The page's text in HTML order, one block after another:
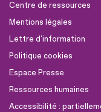
Centre de ressources
Mentions légales
Lettre d'information
Politique cookies
Espace Presse
Ressources humaines
Accessibilité :